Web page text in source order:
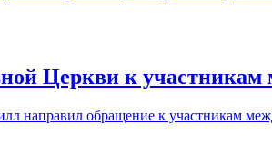
Церкви к
направил обращение к участникам